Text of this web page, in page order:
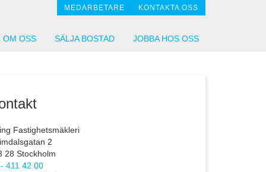
MEDARBETARE KONTAKTA OSS
OM OSS SÄLJA BOSTAD JOBBA HOS OSS
Fastighetsmäkleri
2
28 Stockholm
411 42 00